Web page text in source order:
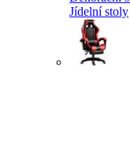
Jídelní stoly